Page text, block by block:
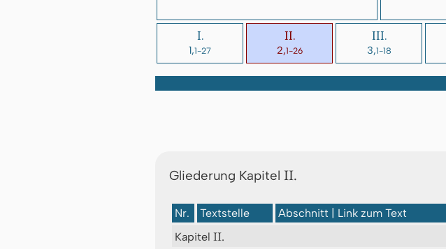
I.
1,1-27
II.
2,1-26
III.
3,1-18
Gliederung Kapitel II.
Nr. Textstelle
Abschnitt | Link zum Text
Kapitel II.